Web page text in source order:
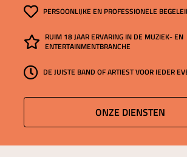
PERSOONLIJKE EN PROFESSIONELE
RUIM 18 JAAR ERVARING IN DE MUZIEK- EN
ENTERTAINMENTBRANCHE
DE JUISTE BAND OF ARTIEST VOOR IEDER
ONZE DIENSTEN